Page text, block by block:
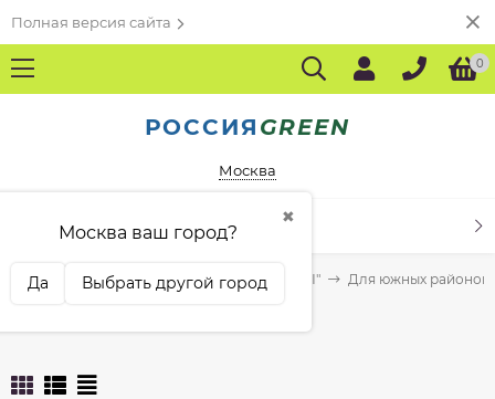
Полная версия сайта
0
РОССИЯ GREEN
Москва
✖
Москва ваш город?
Да Выбрать другой город
КАТАЛОГ ТОВАРОВ
Агрофирма "РУССКИЕ ТРАВЫ" Для южных районов